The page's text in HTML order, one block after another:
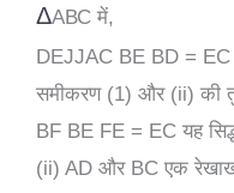
ΔАВС में,
DEJJAC BE BD =
समीकरण (1) और (ii) की
BF BE FE = EC यह
(ii) AD और BC एक